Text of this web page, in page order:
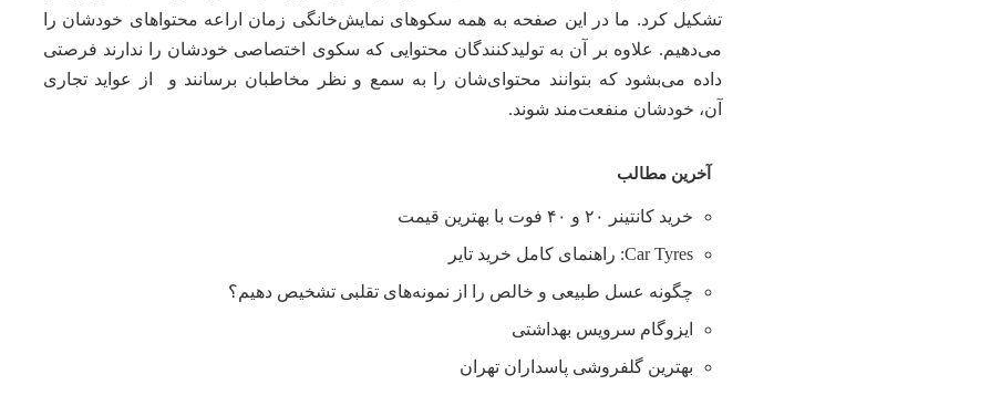
تشکیل کرد. ما در این صفحه به همه سکوهای نمایش‌خانگی زمان اراعه محتواهای خودشان را
می‌دهیم. علاوه بر آن به تولیدکنندگان محتوایی که سکوی اختصاصی خودشان را ندارند فرصتی
داده می‌بشود که بتوانند محتوای‌شان را به سمع و نظر مخاطبان برسانند و از عواید تجاری
آن، خودشان منفعت‌مند شوند.
آخرین مطالب
خرید کانتینر ۲۰ و ۴۰ فوت با بهترین قیمت
Car Tyres: راهنمای کامل خرید تایر
چگونه عسل طبیعی و خالص را از نمونه‌های تقلبی تشخیص دهیم؟
ایزوگام سرویس بهداشتی
بهترین گلفروشی پاسداران تهران